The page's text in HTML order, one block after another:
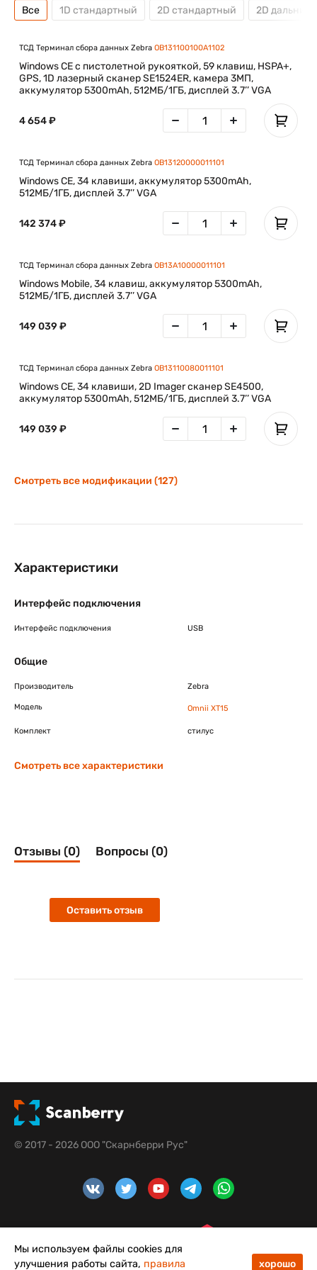
арктических условиях.
Omnii XT15 поставляется с операционными системами
Windows® CE 6.0 или Windows® Embedded Handheld 6.5,
обеспечивающими плавную интеграцию для
автоматизации ключевых процессов и значительного
повышения производительности в реальном времени.
Прочная конструкция для исключительной надежности и
Благодаря классу герметичности IP65 и IP67 устройства
защищены от воздействия воды. Их можно использовать во
время дождя. Терминалы выдерживают падения с высоты
Эргономические показатели очень важны для
эффективной и продуктивной работы разъездных
сотрудников. Omnii XT15 отличается сбалансированной
конструкцией, которая идеально сочетает удобство
использования и практичность.
Все 1D стандартный 2D стандартный 2D дальний
ТСД Терминал сбора данных Zebra OB131100100A1102
Windows CE с пистолетной рукояткой, 59 клавиш, HSPA+,
GPS, 1D лазерный сканер SE1524ER, камера 3МП,
аккумулятор 5300mAh, 512МБ/1ГБ, дисплей 3.7’’ VGA
4 654 ₽
ТСД Терминал сбора данных Zebra OB13120000011101
Windows CE, 34 клавиши, аккумулятор 5300mAh,
512МБ/1ГБ, дисплей 3.7’’ VGA
142 374 ₽
ТСД Терминал сбора данных Zebra OB13A10000011101
Windows Mobile, 34 клавиш, аккумулятор 5300mAh,
512МБ/1ГБ, дисплей 3.7’’ VGA
149 039 ₽
ТСД Терминал сбора данных Zebra OB13110080011101
Windows CE, 34 клавиши, 2D Imager сканер SE4500,
аккумулятор 5300mAh, 512МБ/1ГБ, дисплей 3.7’’ VGA
149 039 ₽
Смотреть все модификации (127)
Характеристики
Интерфейс подключения
Интерфейс подключения USB
Общие
Производитель Zebra
Модель Omnii XT15
Комплект стилус
Смотреть все характеристики
Отзывы (0) Вопросы (0)
Оставить отзыв
© 2017 - 2026 ООО "Скарнберри Рус"
Мы используем файлы cookies для
улучшения работы сайта, правила хорошо